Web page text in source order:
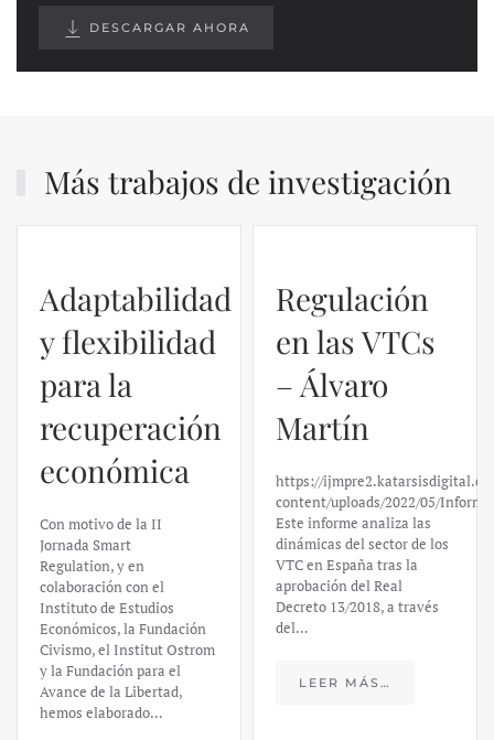
DESCARGAR AHORA
Más trabajos de investigación
Adaptabilidad
y flexibilidad
para la
recuperación
económica
Con motivo de la II
Jornada Smart
Regulation, y en
colaboración con el
Instituto de Estudios
Económicos, la Fundación
Civismo, el Institut Ostrom
y la Fundación para el
Avance de la Libertad,
hemos elaborado…
Regulación
en las VTCs
– Álvaro
Martín
https://
content/uploads/2022/05/
Este informe analiza las
dinámicas del sector de los
VTC en España tras la
aprobación del Real
Decreto 13/2018, a través
del…
LEER MÁS…